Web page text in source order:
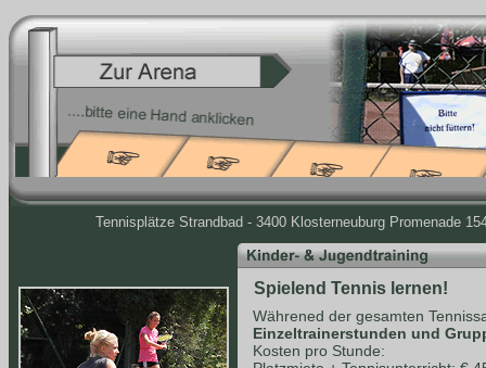
Tennisplätze Strandbad - 3400 Klosterneuburg Promenade
Spielend Tennis lernen!
Währened der gesamten
Einzeltrainerstunden und
Kosten pro Stunde: